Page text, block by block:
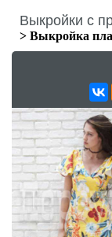
Выкройки с
> Выкройка